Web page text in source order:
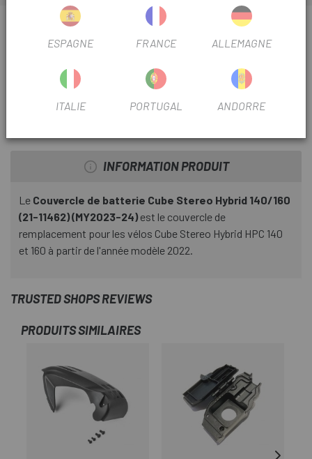
INFORMATION SUR TAPA DE BATERÍA CUBE
STEREO HYBRID 140/160 (21-11462) (MY2023-24)
FICHE PRODUIT
SAISON 2024
INFORMATION PRODUIT
Le Couvercle de batterie Cube Stereo Hybrid 140/160
(21-11462) (MY2023-24)est le couvercle de
remplacement pour les vélos Cube Stereo Hybrid HPC 140
et 160 à partir de l'année modèle 2022.
TRUSTED SHOPS REVIEWS
PRODUITS SIMILAIRES
ESPAGNE FRANCE ALLEMAGNE
ITALIE PORTUGAL ANDORRE